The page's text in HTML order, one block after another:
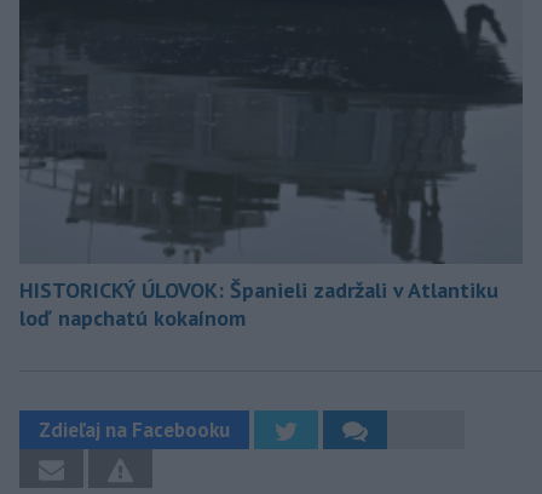
HISTORICKÝ ÚLOVOK: Španieli zadržali v Atlantiku
loď napchatú kokaínom
Zdieľaj na Facebooku